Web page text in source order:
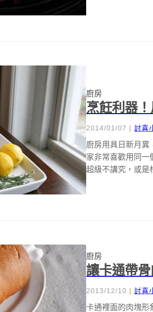
廚房
烹飪利器
2014/01/07 |討喜
廚房用具日新月異
家非常喜歡用同一
超級不講究，或是
廚房
讓卡通帶
2013/12/10 |討喜
卡通裡面的肉塊